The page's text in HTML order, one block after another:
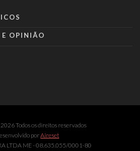
E OPINIÃO
Todos os direitos reservados
porAireset
LTDA ME - 08.635.055/0001-80